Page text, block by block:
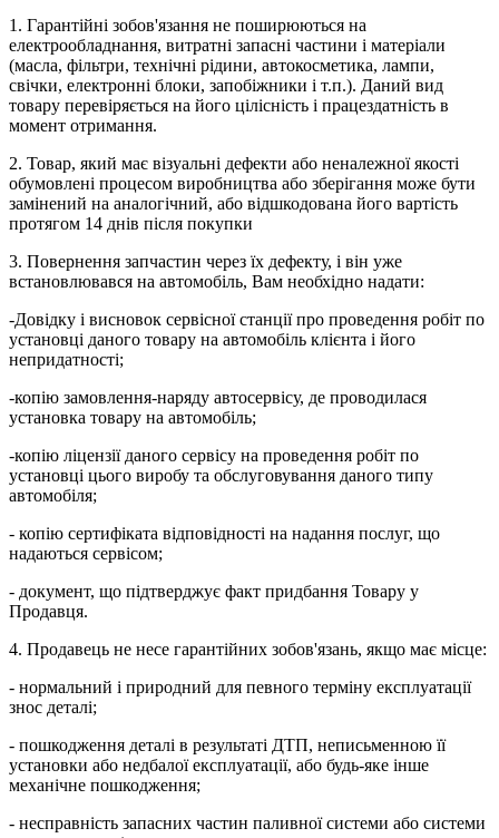
1. Гарантійні зобов'язання не поширюються на
електрообладнання, витратні запасні частини і матеріали
(масла, фільтри, технічні рідини, автокосметика, лампи,
свічки, електронні блоки, запобіжники і т.п.). Даний вид
товару перевіряється на його цілісність і працездатність в
момент отримання.
2. Товар, який має візуальні дефекти або неналежної якості
обумовлені процесом виробництва або зберігання може бути
замінений на аналогічний, або відшкодована його вартість
протягом 14 днів після покупки
3. Повернення запчастин через їх дефекту, і він уже
встановлювався на автомобіль, Вам необхідно надати:
-Довідку і висновок сервісної станції про проведення робіт по
установці даного товару на автомобіль клієнта і його
непридатності;
-копію замовлення-наряду автосервісу, де проводилася
установка товару на автомобіль;
-копію ліцензії даного сервісу на проведення робіт по
установці цього виробу та обслуговування даного типу
автомобіля;
- копію сертифіката відповідності на надання послуг, що
надаються сервісом;
- документ, що підтверджує факт придбання Товару у
Продавця.
4. Продавець не несе гарантійних зобов'язань, якщо має місце:
- нормальний і природний для певного терміну експлуатації
знос деталі;
- пошкодження деталі в результаті ДТП, неписьменною її
установки або недбалої експлуатації, або будь-яке інше
механічне пошкодження;
- несправність запасних частин паливної системи або системи